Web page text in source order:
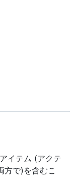
イテム (アクテ
方で)を含むこ